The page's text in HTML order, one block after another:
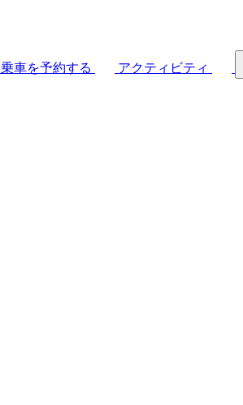
乗車を予約する アクティビティ